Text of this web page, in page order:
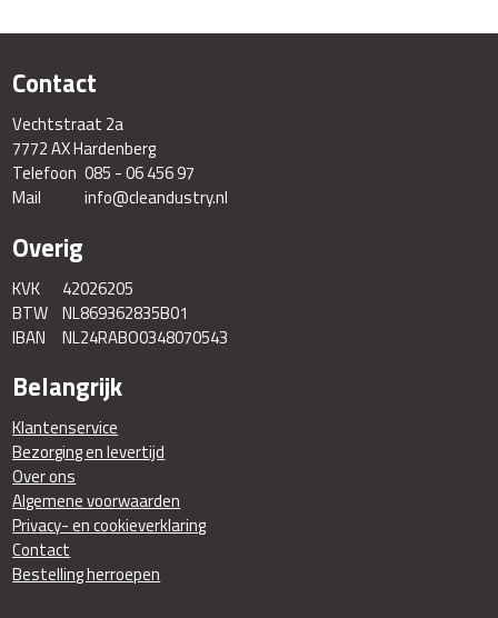
Contact
Vechtstraat 2a
7772 AX Hardenberg
Telefoon 085 - 06 456 97
Mail
info@cleandustry.nl
Overig
KVK
42026205
BTW NL869362835B01
IBAN
NL24RABO0348070543
Belangrijk
Klantenservice
Bezorging en levertijd
Over ons
Algemene voorwaarden
Privacy- en cookieverklaring
Contact
Bestelling herroepen